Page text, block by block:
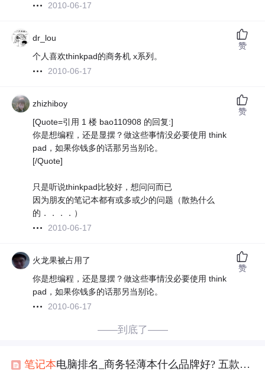
2010-06-17
dr_lou
个人喜欢thinkpad的商务机 x系列。
2010-06-17
赞
zhizhiboy
[Quote=引用 1 楼 bao110908 的回复:]
你是想编程，还是显摆？做这些事情没必要使用 think
pad，如果你钱多的话那另当别论。
[/Quote]
只是听说thinkpad比较好，想问问而已
因为朋友的笔记本都有或多或少的问题（散热什么
的．．．．）
2010-06-17
赞
火龙果被占用了
你是想编程，还是显摆？做这些事情没必要使用 think
pad，如果你钱多的话那另当别论。
2010-06-17
赞
——到底了——
笔记本电脑排名_商务轻薄本什么品牌好? 五款高性能轻薄商务